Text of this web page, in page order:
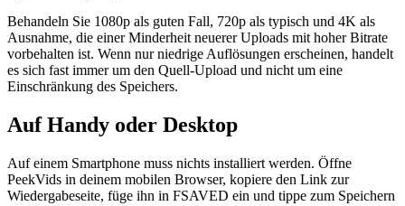
Behandeln Sie 1080p als guten Fall, 720p als typisch und 4K als
Ausnahme, die einer Minderheit neuerer Uploads mit hoher Bitrate
vorbehalten ist. Wenn nur niedrige Auflösungen erscheinen, handelt
es sich fast immer um den Quell-Upload und nicht um eine
Einschränkung des Speichers.
Auf Handy oder Desktop
Auf einem Smartphone muss nichts installiert werden. Öffne
PeekVids in deinem mobilen Browser, kopiere den Link zur
Wiedergabeseite, füge ihn in FSAVED ein und tippe zum Speichern